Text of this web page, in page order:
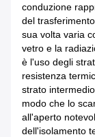
conduzione
del
sua volta varia
vetro e la
è l'uso degli
resistenza
strato
modo che lo
all'aperto
dell'isolamento